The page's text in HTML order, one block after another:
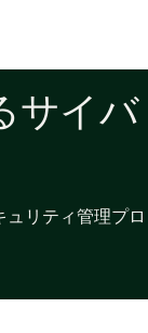
サイバ
リティ管理プロ